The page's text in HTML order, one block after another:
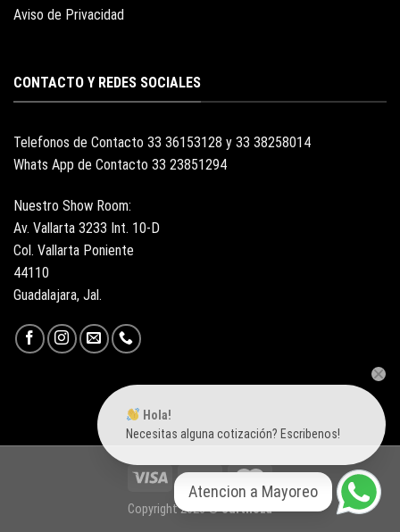
Aviso de Privacidad
CONTACTO Y REDES SOCIALES
Telefonos de Contacto 33 36153128 y 33 38258014
Whats App de Contacto 33 23851294
Nuestro Show Room:
Av. Vallarta 3233 Int. 10-D
Col. Vallarta Poniente
44110
Guadalajara, Jal.
Copyright 2026 ©Surtiloza
Hola!
Necesitas alguna cotización? Escribenos!
Atencion a Mayoreo